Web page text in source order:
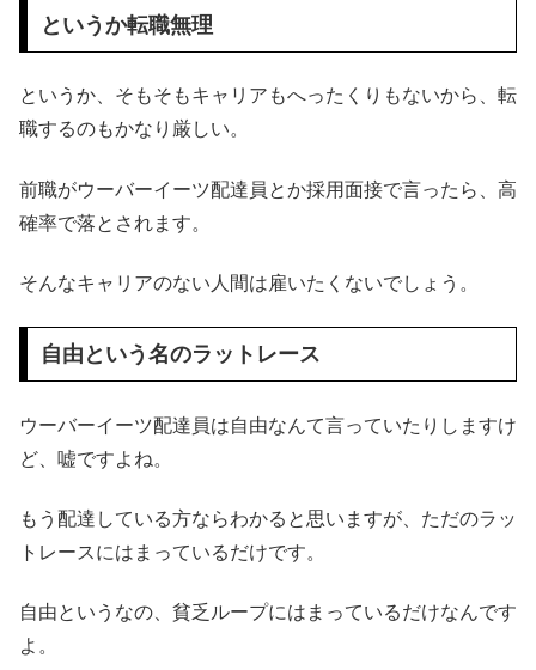
というか転職無理
というか、そもそもキャリアもへったくりもないから、転
職するのもかなり厳しい。
前職がウーバーイーツ配達員とか採用面接で言ったら、高
確率で落とされます。
そんなキャリアのない人間は雇いたくないでしょう。
自由という名のラットレース
ウーバーイーツ配達員は自由なんて言っていたりしますけ
ど、嘘ですよね。
もう配達している方ならわかると思いますが、ただのラッ
トレースにはまっているだけです。
自由というなの、貧乏ループにはまっているだけなんです
よ。